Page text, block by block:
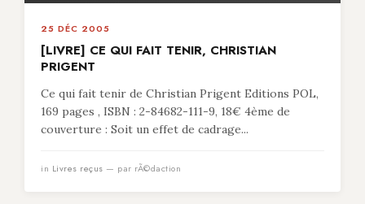
25 DÉC 2005
[LIVRE] CE QUI FAIT TENIR, CHRISTIAN
PRIGENT
Ce qui fait tenir de Christian Prigent Editions POL,
169 pages , ISBN : 2-84682-111-9, 18€ 4ème de
couverture : Soit un effet de cadrage...
in Livres reçus — par rÃ©daction